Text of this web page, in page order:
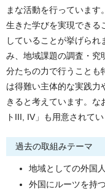
まな活動を行っていま
生きた学びを実現できる
していることが挙げら
み、地域課題の調査・究
分たちの力で行うことも
は得難い主体的な実践力
きると考えています。な
トIII, IV」も用意されてい
過去の取組みテーマ
地域としての外国
外国にルーツを持